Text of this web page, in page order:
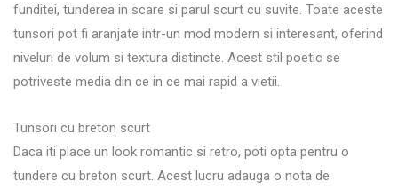
funditei, tunderea in scare si parul scurt cu suvite. Toate aceste
tunsori pot fi aranjate intr-un mod modern si interesant, oferind
niveluri de volum si textura distincte. Acest stil poetic se
potriveste media din ce in ce mai rapid a vietii.
Tunsori cu breton scurt
Daca iti place un look romantic si retro, poti opta pentru o
tundere cu breton scurt. Acest lucru adauga o nota de